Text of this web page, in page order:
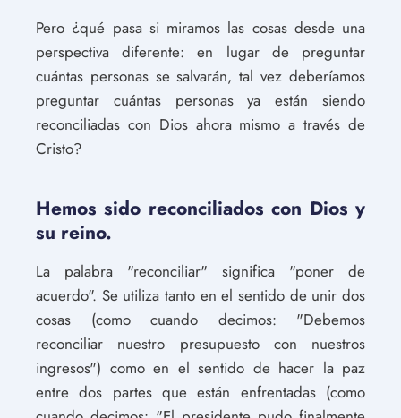
Pero ¿qué pasa si miramos las cosas desde una
perspectiva diferente: en lugar de preguntar
cuántas personas se salvarán, tal vez deberíamos
preguntar cuántas personas ya están siendo
reconciliadas con Dios ahora mismo a través de
Cristo?
Hemos sido reconciliados con Dios y
su reino.
La palabra "reconciliar" significa "poner de
acuerdo". Se utiliza tanto en el sentido de unir dos
cosas (como cuando decimos: "Debemos
reconciliar nuestro presupuesto con nuestros
ingresos") como en el sentido de hacer la paz
entre dos partes que están enfrentadas (como